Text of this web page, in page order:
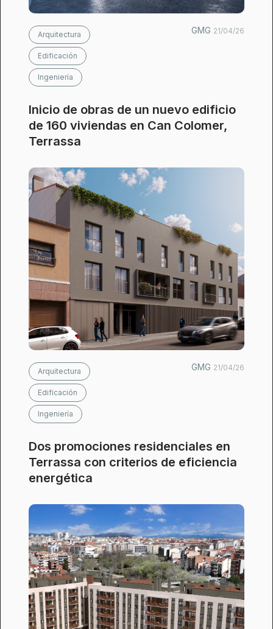
Arquitectura
Edificación
Ingeniería
GMG 21/04/26
Inicio de obras de un nuevo edificio
de 160 viviendas en Can Colomer,
Terrassa
Arquitectura
Edificación
Ingeniería
GMG 21/04/26
Dos promociones residenciales en
Terrassa con criterios de eficiencia
energética